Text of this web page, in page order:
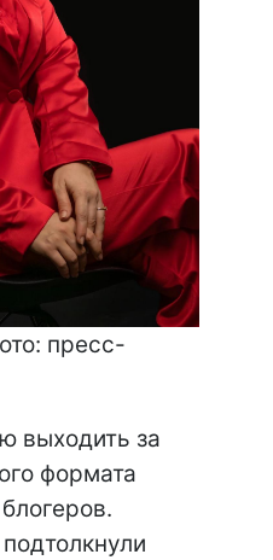
пресс-
выходить за
формата